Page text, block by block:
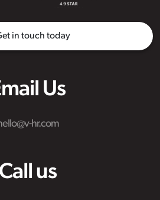
Us
hr.com
Call us
in touch today